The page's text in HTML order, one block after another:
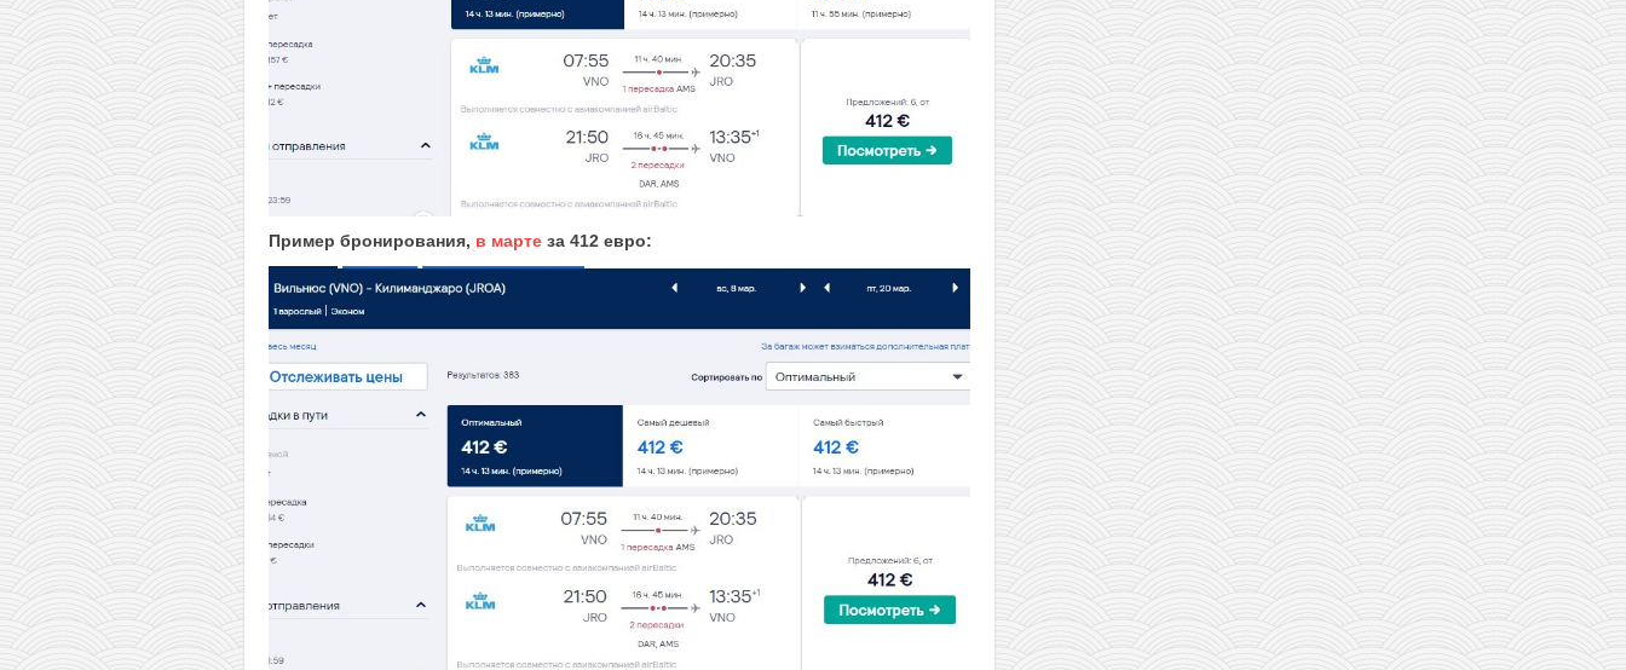
Пример бронирования, в марте за 412 евро: